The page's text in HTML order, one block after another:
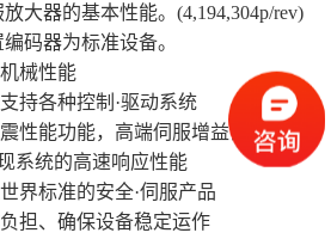
大器的基本性能。(4,194,304p/rev)
码器为标准设备。
械性能
持各种控制·驱动系统
性能功能，高端伺服增益调整功能
系统的高速响应性能
界标准的安全·伺服产品
担、确保设备稳定运作